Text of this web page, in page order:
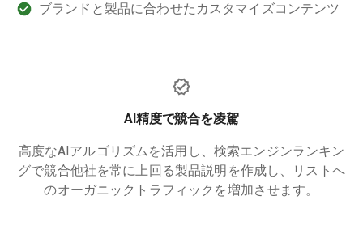
ブランドと製品に合わせたカスタマイズコンテンツ
AI精度で競合を凌駕
高度なAIアルゴリズムを活用し、検索エンジンランキン
グで競合他社を常に上回る製品説明を作成し、リストへ
のオーガニックトラフィックを増加させます。